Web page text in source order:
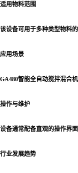
适用物料范围
该设备可用于多种类型物料
应用场景
GA480智能全自动搅拌混合
操作与维护
设备通常配备直观的操作界
行业发展趋势